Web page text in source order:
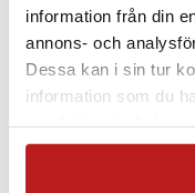
information från din
annons- och
Dessa kan i sin tur
information som du
Fler
Bryggeriet som
Prisbelönta
Effektivare